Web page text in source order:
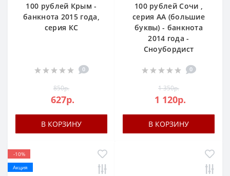
100 рублей Крым -
банкнота 2015 года,
серия КС
0
850р.
627р.
В КОРЗИНУ
100 рублей Сочи ,
серия AA (большие
буквы) - банкнота
2014 года -
Сноубордист
0
1 350р.
1 120р.
В КОРЗИНУ
-10%
Акция